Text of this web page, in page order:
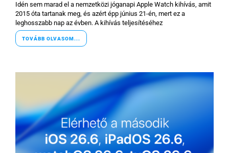
Idén sem marad el a nemzetközi jóganapi Apple Watch kihívás, amit
2015 óta tartanak meg, és azért épp június 21-én, mert ez a
leghosszabb nap az évben. A kihívás teljesítéséhez
TOVÁBB OLVASOM...